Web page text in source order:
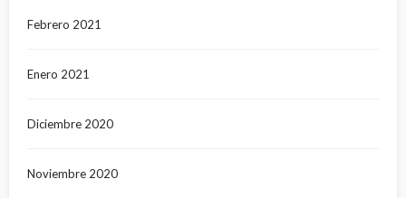
Febrero 2021
Enero 2021
Diciembre 2020
Noviembre 2020